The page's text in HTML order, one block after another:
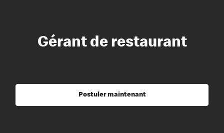
Gérant de restaurant
Postuler maintenant